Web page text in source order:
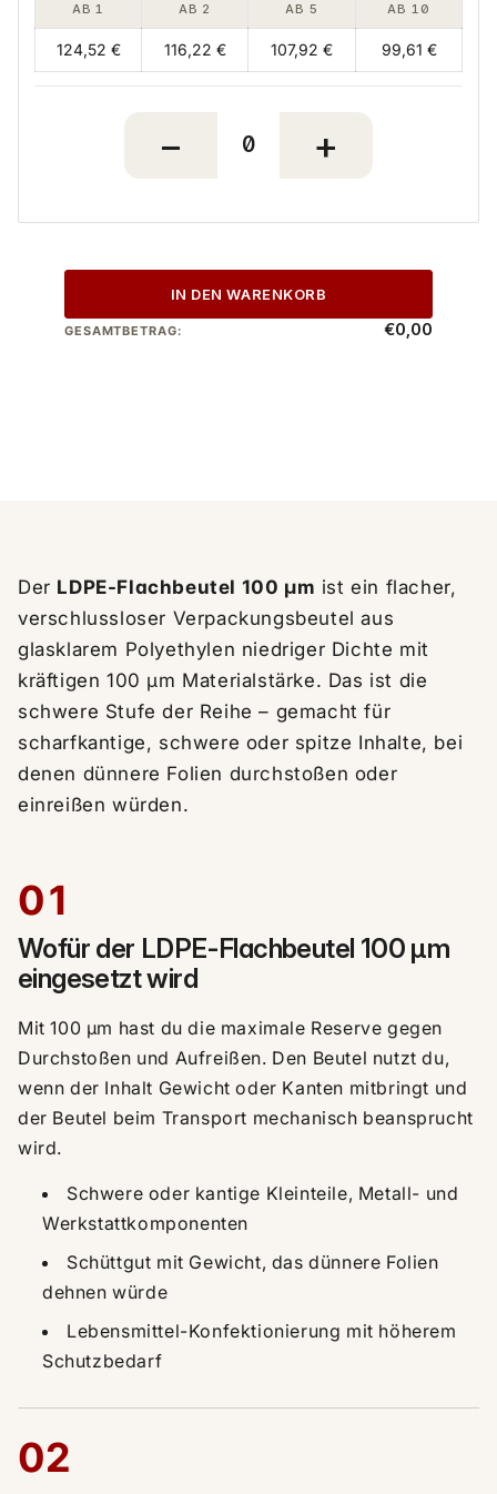
AB 1 AB 2 AB 5 AB 10
124,52 € 116,22 € 107,92 € 99,61 €
GESAMTBETRAG: €0,00
IN DEN WARENKORB
Der LDPE-Flachbeutel 100 µm ist ein flacher,
verschlussloser Verpackungsbeutel aus
glasklarem Polyethylen niedriger Dichte mit
kräftigen 100 µm Materialstärke. Das ist die
schwere Stufe der Reihe – gemacht für
scharfkantige, schwere oder spitze Inhalte, bei
denen dünnere Folien durchstoßen oder
einreißen würden.
01
Wofür der LDPE-Flachbeutel 100 µm
eingesetzt wird
Mit 100 µm hast du die maximale Reserve gegen
Durchstoßen und Aufreißen. Den Beutel nutzt du,
wenn der Inhalt Gewicht oder Kanten mitbringt und
der Beutel beim Transport mechanisch beansprucht
wird.
Schwere oder kantige Kleinteile, Metall- und
Werkstattkomponenten
Schüttgut mit Gewicht, das dünnere Folien
dehnen würde
Lebensmittel-Konfektionierung mit höherem
Schutzbedarf
02